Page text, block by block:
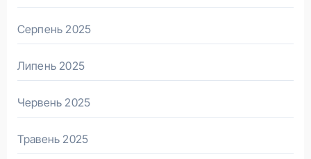
Серпень 2025
Липень 2025
Червень 2025
Травень 2025